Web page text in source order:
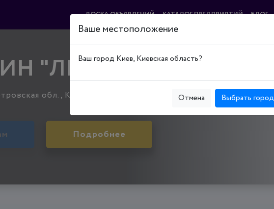
ДОСКА ОБЪЯВЛЕНИЙ КАТАЛОГ ПРЕДПРИЯТИЙ БЛОГ
"ЛЮКС"
обл., Кривой Рог, Терновской р-н, ул. Маршака, д. 7
Подробнее
Ваше местоположение
Ваш город Киев, Киевская область?
Отмена Выбрать город